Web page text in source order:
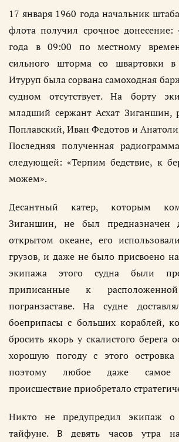
17 января 1960 года начальник
флота получил срочное донесение:
года в 09:00 по местному
сильного шторма со швартовки в
Итуруп была сорвана самоходная
судном отсутствует. На борту
младший сержант Асхат Зиганшин,
Поплавский, Иван Федотов и
Последняя полученная
следующей: «Терпим бедствие, к
можем».
Десантный катер, которым
Зиганшин, не был предназначен
открытом океане, его
грузов, и даже не было присвоено
экипажа этого судна были
приписанные к
погранзаставе. На судне
боеприпасы с больших кораблей,
бросить якорь у скалистого берега
хорошую погоду с этого
поэтому любое даже самое
происшествие приобретало
Никто не предупредил экипаж о
тайфуне. В девять часов утра